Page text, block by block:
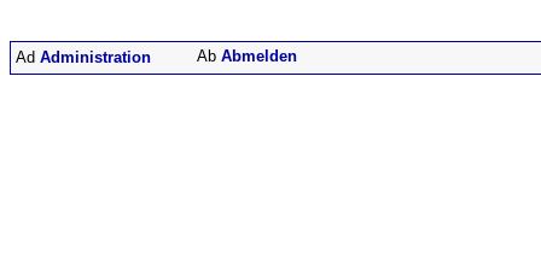
Administration Abmelden